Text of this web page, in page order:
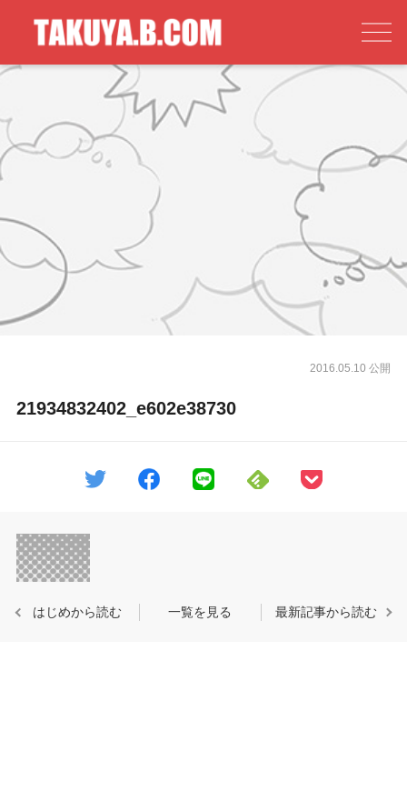
2016.05.10 公開
21934832402_e602e38730
はじめから読む 一覧を見る 最新記事から読む